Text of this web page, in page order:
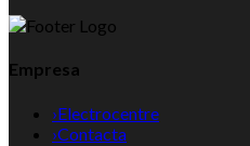
Empresa
›Electrocentre
›Contacta